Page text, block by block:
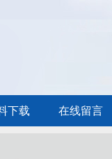
下载 在线留言